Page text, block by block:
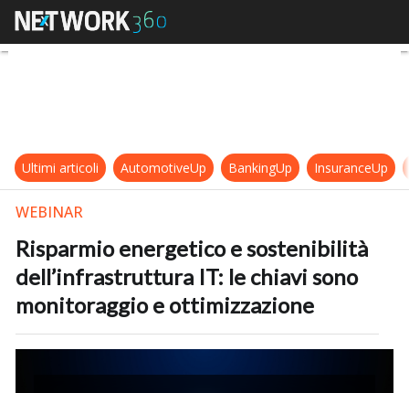
Risparmio energetico e
Ultimi articoli AutomotiveUp BankingUp InsuranceUp
WEBINAR
Risparmio energetico e sostenibilità
dell’infrastruttura IT: le chiavi sono
monitoraggio e ottimizzazione